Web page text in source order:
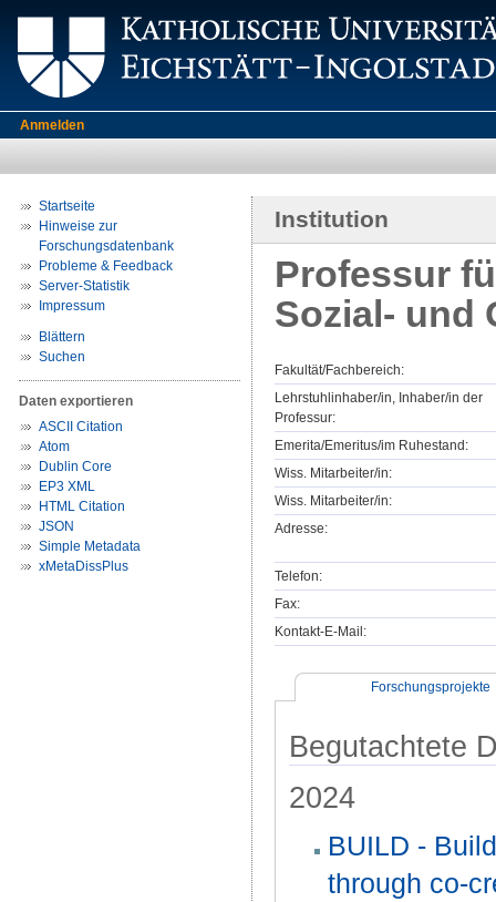
Anmelden
Startseite
Hinweise zur
Forschungsdatenbank
Probleme & Feedback
Server-Statistik
Impressum
Blättern
Suchen
Daten exportieren
ASCII Citation
Atom
Dublin Core
EP3 XML
HTML Citation
JSON
Simple Metadata
xMetaDissPlus
Institution
Professur
Sozial- und
Fakultät/Fachbereich:
Lehrstuhlinhaber/in, Inhaber/in der
Professur:
Emerita/Emeritus/im Ruhestand:
Wiss. Mitarbeiter/in:
Wiss. Mitarbeiter/in:
Adresse:
Telefon:
Fax:
Kontakt-E-Mail:
Forschungsprojekte
Begutachtete
2024
BUILD -
through co-